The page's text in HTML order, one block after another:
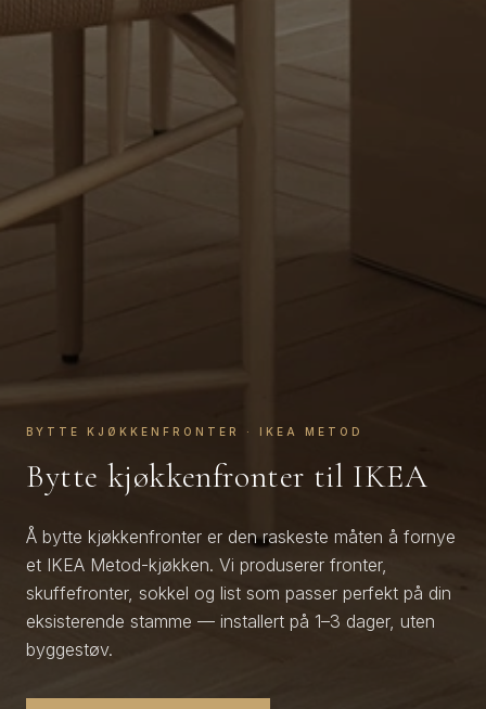
BYTTE KJØKKENFRONTER · IKEA METOD
Bytte kjøkkenfronter til IKEA
Å bytte kjøkkenfronter er den raskeste måten å fornye
et IKEA Metod-kjøkken. Vi produserer fronter,
skuffefronter, sokkel og list som passer perfekt på din
eksisterende stamme — installert på 1–3 dager, uten
byggestøv.